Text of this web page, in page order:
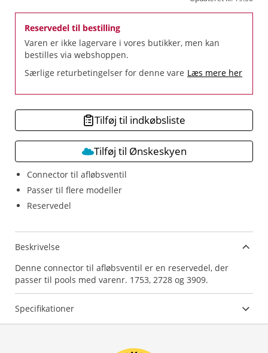
Connector til afløbsventil
Passer til flere modeller
Reservedel
Reservedel til bestilling
Varen er ikke lagervare i vores butikker, men kan
bestilles via webshoppen.
Særlige returbetingelser for denne vare Læs mere her
Tilføj til indkøbsliste
Tilføj til Ønskeskyen
Beskrivelse
Denne connector til afløbsventil er en reservedel, der
passer til pools med varenr. 1753, 2728 og 3909.
Specifikationer